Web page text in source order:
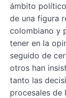
ámbito
de una figura
colombiano y
tener en la
seguido de
otros han
tanto las
procesales de